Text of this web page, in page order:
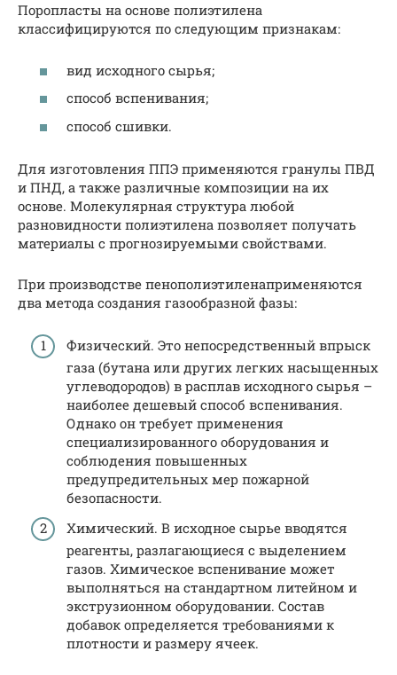
Поропласты на основе полиэтилена
классифицируются по следующим признакам:
вид исходного сырья;
способ вспенивания;
способ сшивки.
Для изготовления ППЭ применяются гранулы ПВД
и ПНД, а также различные композиции на их
основе. Молекулярная структура любой
разновидности полиэтилена позволяет получать
материалы с прогнозируемыми свойствами.
При производстве пенополиэтиленаприменяются
два метода создания газообразной фазы:
Физический. Это непосредственный впрыск
газа (бутана или других легких насыщенных
углеводородов) в расплав исходного сырья –
наиболее дешевый способ вспенивания.
Однако он требует применения
специализированного оборудования и
соблюдения повышенных
предупредительных мер пожарной
безопасности.
Химический. В исходное сырье вводятся
реагенты, разлагающиеся с выделением
газов. Химическое вспенивание может
выполняться на стандартном литейном и
экструзионном оборудовании. Состав
добавок определяется требованиями к
плотности и размеру ячеек.